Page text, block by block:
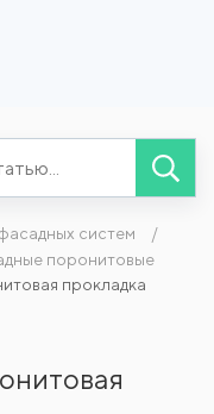
систем
поронитовые
прокладка